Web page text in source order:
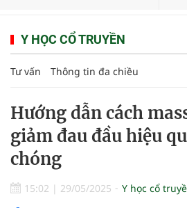
Y HỌC CỔ TRUYỀN
Tư vấn Thông tin đa chiều
Hướng dẫn cách
giảm đau đầu hiệu
chóng
15:02 | 29/05/2025 Y học cổ